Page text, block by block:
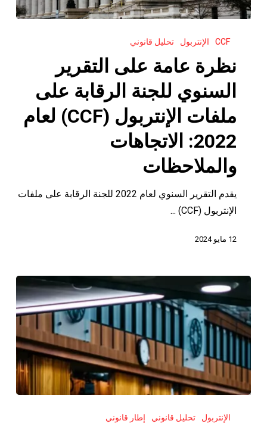
على
التقرير
السنوي
الرقابة
على
ملفات
الإنتربول
(CCF)
لعام
الاتجاهات
CCF الإنتربول تحليل قانوني
نظرة عامة على التقرير
السنوي للجنة الرقابة على
ملفات الإنتربول (CCF) لعام
2022: الاتجاهات
والملاحظات
يقدم التقرير السنوي لعام 2022 للجنة الرقابة على ملفات
الإنتربول (CCF) ...
12 مايو 2024
التعديلاتالإنتربول تحليل قانوني إطار قانوني